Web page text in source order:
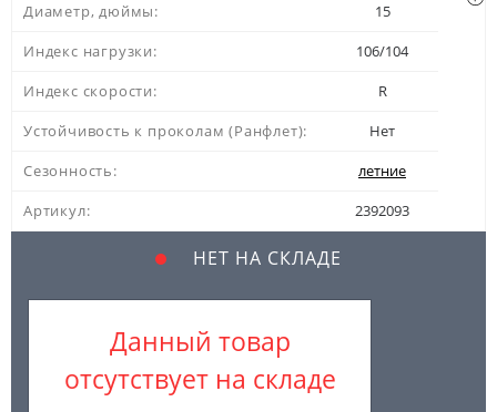
Диаметр, дюймы:
15
Индекс нагрузки:
106/104
Индекс скорости:
R
Устойчивость к проколам (Ранфлет):
Нет
Сезонность:
летние
Артикул:
2392093
НЕТ НА СКЛАДЕ
Данный товар
отсутствует на складе